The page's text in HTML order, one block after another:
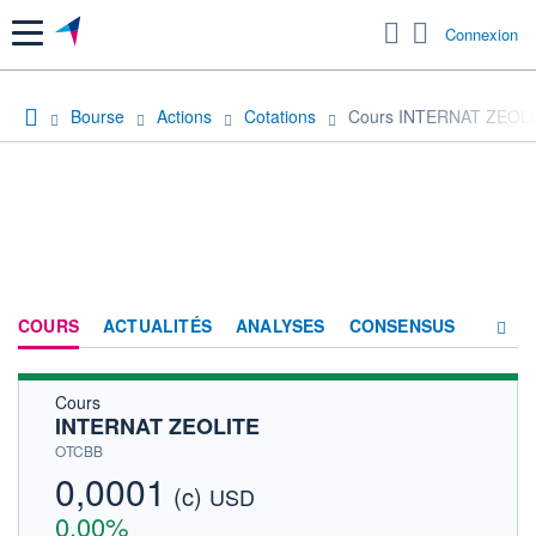
Menu Connexion
Bourse Actions Cotations Cours INTERNAT
COURS ACTUALITÉS ANALYSES CONSENSUS
Cours
INTERNAT ZEOLITE
OTCBB
0,0001 (c) USD
0,00%